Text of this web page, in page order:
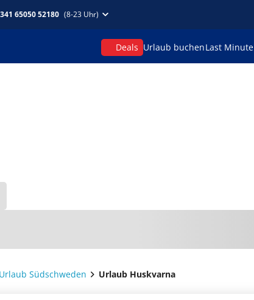
65050 52180 (8-23 Uhr)
Deals Urlaub buchenLast Minute
Urlaub Südschweden Urlaub Huskvarna